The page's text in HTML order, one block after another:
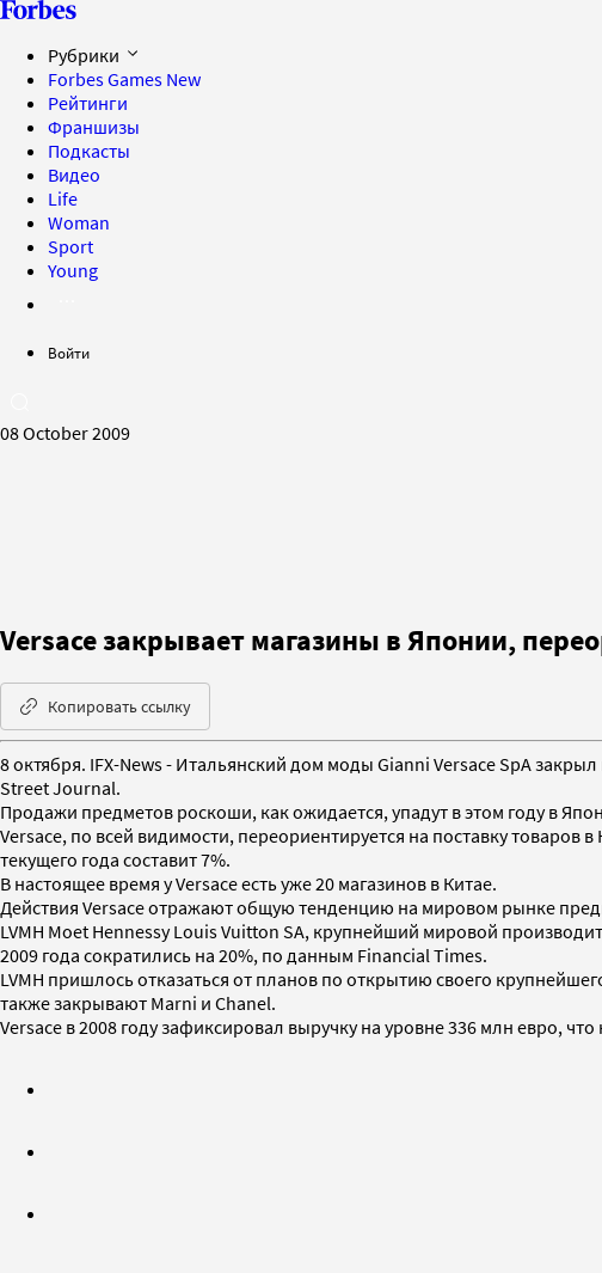
Рубрики
Forbes Games New
Рейтинги
Франшизы
Подкасты
Видео
Life
Woman
Sport
Young
Войти
08 October 2009
Versace закрывает магазины в Японии,
Копировать ссылку
8 октября. IFX-News - Итальянский дом моды Gianni Versace SpA
Street Journal.
Продажи предметов роскоши, как ожидается, упадут в этом году в
Versace, по всей видимости, переориентируется на поставку товаров
текущего года составит 7%.
В настоящее время у Versace есть уже 20 магазинов в Китае.
Действия Versace отражают общую тенденцию на мировом рынке
LVMH Moet Hennessy Louis Vuitton SA, крупнейший мировой
2009 года сократились на 20%, по данным Financial Times.
LVMH пришлось отказаться от планов по открытию своего
также закрывают Marni и Chanel.
Versace в 2008 году зафиксировал выручку на уровне 336 млн евро,